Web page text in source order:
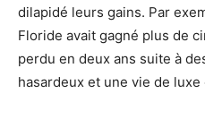
dilapidé leurs gains. Par
Floride avait gagné plus de
perdu en deux ans suite à
hasardeux et une vie de luxe